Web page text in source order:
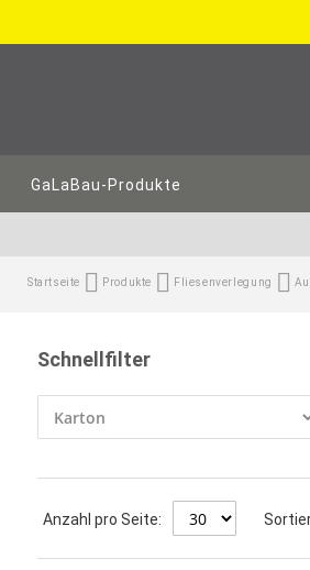
GaLaBau-Produkte
Startseite Produkte Fliesenverlegung
Schnellfilter
Anzahl pro Seite: